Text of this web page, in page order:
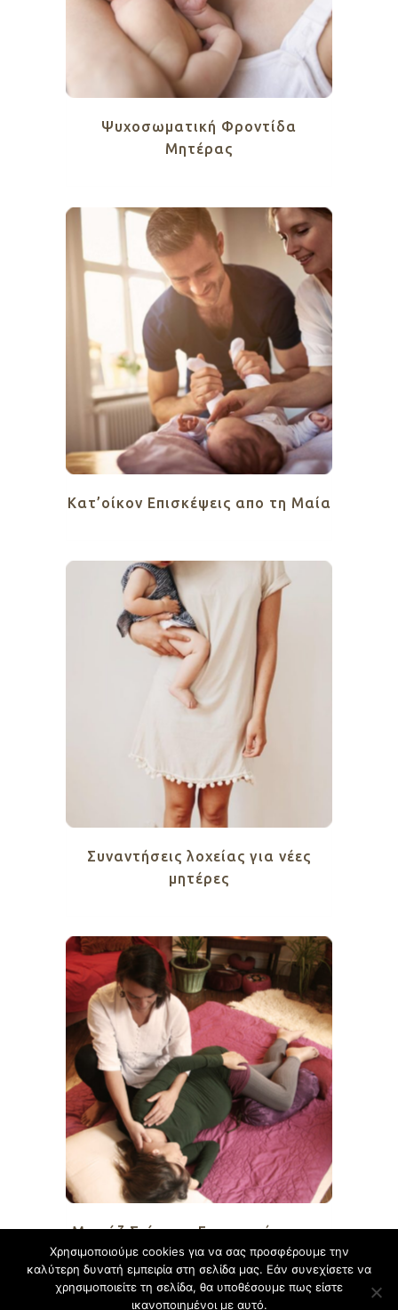
Ψυχοσωματική Φροντίδα
Μητέρας
Κατ’οίκον Επισκέψεις απο τη Μαία
Συναντήσεις λοχείας για νέες
μητέρες
Μασάζ Σιάτσου Εγκυμοσύνης και
Λοχείας
Χρησιμοποιούμε cookies για να σας προσφέρουμε την
καλύτερη δυνατή εμπειρία στη σελίδα μας. Εάν συνεχίσετε να
χρησιμοποιείτε τη σελίδα, θα υποθέσουμε πως είστε
ικανοποιημένοι με αυτό.